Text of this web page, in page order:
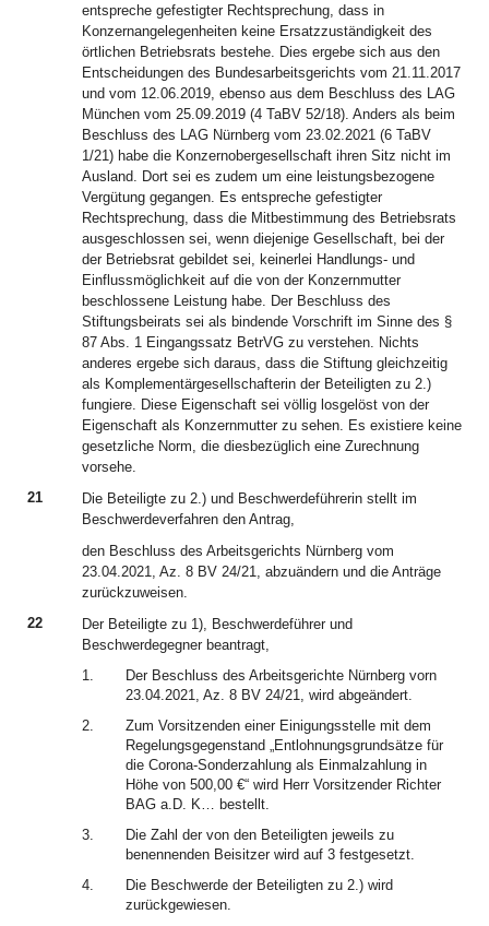
entspreche gefestigter Rechtsprechung, dass in
Konzernangelegenheiten keine Ersatzzuständigkeit des
örtlichen Betriebsrats bestehe. Dies ergebe sich aus den
Entscheidungen des Bundesarbeitsgerichts vom 21.11.2017
und vom 12.06.2019, ebenso aus dem Beschluss des LAG
München vom 25.09.2019 (4 TaBV 52/18). Anders als beim
Beschluss des LAG Nürnberg vom 23.02.2021 (6 TaBV
1/21) habe die Konzernobergesellschaft ihren Sitz nicht im
Ausland. Dort sei es zudem um eine leistungsbezogene
Vergütung gegangen. Es entspreche gefestigter
Rechtsprechung, dass die Mitbestimmung des Betriebsrats
ausgeschlossen sei, wenn diejenige Gesellschaft, bei der
der Betriebsrat gebildet sei, keinerlei Handlungs- und
Einflussmöglichkeit auf die von der Konzernmutter
beschlossene Leistung habe. Der Beschluss des
Stiftungsbeirats sei als bindende Vorschrift im Sinne des §
87 Abs. 1 Eingangssatz BetrVG zu verstehen. Nichts
anderes ergebe sich daraus, dass die Stiftung gleichzeitig
als Komplementärgesellschafterin der Beteiligten zu 2.)
fungiere. Diese Eigenschaft sei völlig losgelöst von der
Eigenschaft als Konzernmutter zu sehen. Es existiere keine
gesetzliche Norm, die diesbezüglich eine Zurechnung
vorsehe.
21
Die Beteiligte zu 2.) und Beschwerdeführerin stellt im
Beschwerdeverfahren den Antrag,
den Beschluss des Arbeitsgerichts Nürnberg vom
23.04.2021, Az. 8 BV 24/21, abzuändern und die Anträge
zurückzuweisen.
22
Der Beteiligte zu 1), Beschwerdeführer und
Beschwerdegegner beantragt,
1.
Der Beschluss des Arbeitsgerichte Nürnberg vorn
23.04.2021, Az. 8 BV 24/21, wird abgeändert.
2.
Zum Vorsitzenden einer Einigungsstelle mit dem
Regelungsgegenstand „Entlohnungsgrundsätze für
die Corona-Sonderzahlung als Einmalzahlung in
Höhe von 500,00 €“ wird Herr Vorsitzender Richter
BAG a.D. K… bestellt.
3.
Die Zahl der von den Beteiligten jeweils zu
benennenden Beisitzer wird auf 3 festgesetzt.
4.
Die Beschwerde der Beteiligten zu 2.) wird
zurückgewiesen.